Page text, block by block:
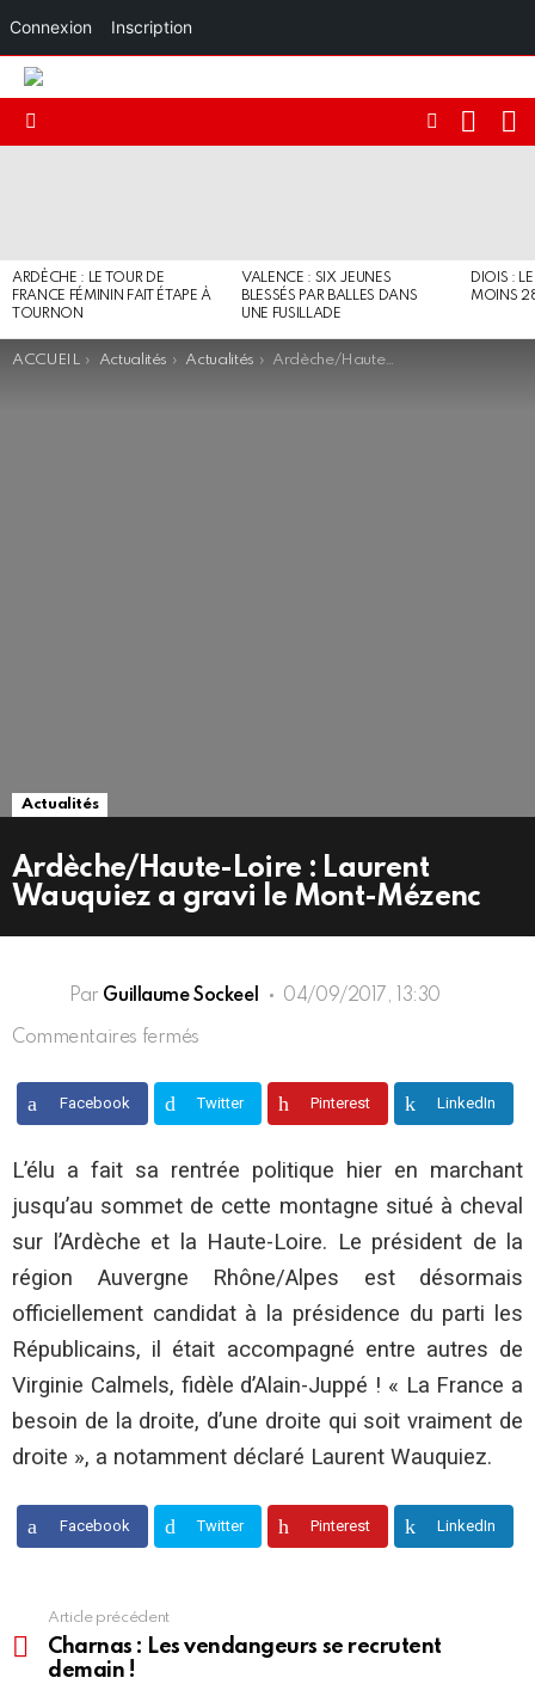
FOLLOW
ARDÈCHE : LE TOUR DE
FRANCE FÉMININ FAIT ÉTAPE À
TOURNON
VALENCE : SIX JEUNES
BLESSÉS PAR BALLES DANS
UNE FUSILLADE
DIOIS :
MOINS
You are here:
ACCUEIL Actualités Actualités Ardèche/Haute-Loire : Laurent Wauquiez a gravi le Mont-Mézenc
Actualités
Ardèche/Haute-Loire : Laurent
Wauquiez a gravi le Mont-Mézenc
Par Guillaume Sockeel 04/09/2017, 13:30
Commentaires fermés
Loire
:
Laurent
a
le
Mont-
Mézenc
Facebook Twitter Pinterest LinkedIn
L’élu a fait sa rentrée politique hier en marchant
jusqu’au sommet de cette montagne situé à cheval
sur l’Ardèche et la Haute-Loire. Le président de la
région Auvergne Rhône/Alpes est désormais
officiellement candidat à la présidence du parti les
Républicains, il était accompagné entre autres de
Virginie Calmels, fidèle d’Alain-Juppé ! « La France a
besoin de la droite, d’une droite qui soit vraiment de
droite », a notamment déclaré Laurent Wauquiez.
Facebook Twitter Pinterest LinkedIn
voir
Article précédent
Charnas : Les vendangeurs se recrutent
demain !
Connexion Inscription